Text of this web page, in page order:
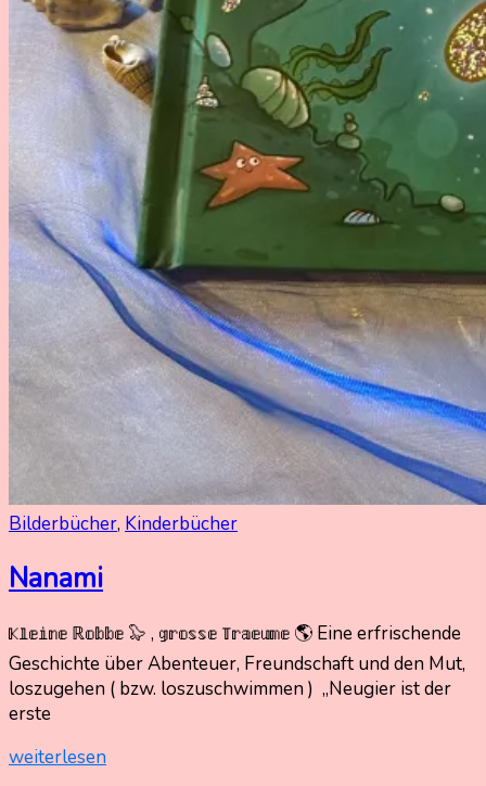
Bilderbücher, Kinderbücher
Nanami
6.
September
20256.
September
Nadine
Kammer
𝕂𝕝𝕖𝕚𝕟𝕖 ℝ𝕠𝕓𝕓𝕖 🦭 , 𝕘𝕣𝕠𝕤𝕤𝕖 𝕋𝕣𝕒𝕖𝕦𝕞𝕖 🌎 Eine erfrischende
Geschichte über Abenteuer, Freundschaft und den Mut,
loszugehen ( bzw. loszuschwimmen ) „Neugier ist der
erste
weiterlesen